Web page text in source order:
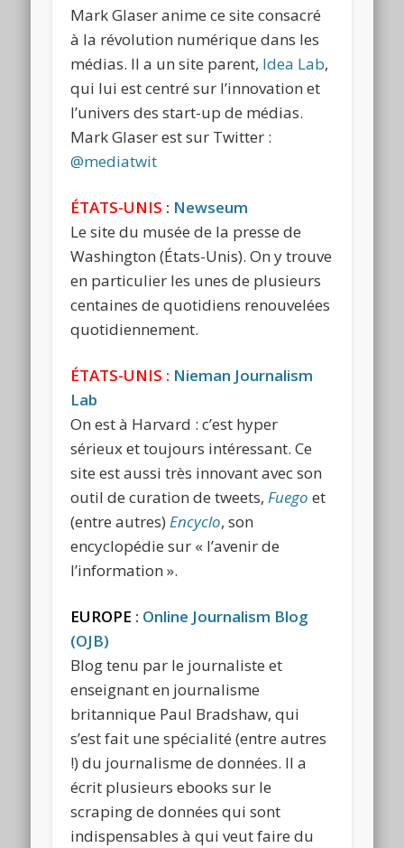
Mark Glaser anime ce site consacré
à la révolution numérique dans les
médias. Il a un site parent, Idea Lab,
qui lui est centré sur l’innovation et
l’univers des start-up de médias.
Mark Glaser est sur Twitter :
@mediatwit
ÉTATS-UNIS : Newseum
Le site du musée de la presse de
Washington (États-Unis). On y trouve
en particulier les unes de plusieurs
centaines de quotidiens renouvelées
quotidiennement.
ÉTATS-UNIS : Nieman Journalism
Lab
On est à Harvard : c’est hyper
sérieux et toujours intéressant. Ce
site est aussi très innovant avec son
outil de curation de tweets,Fuego et
(entre autres)Encyclo, son
encyclopédie sur « l’avenir de
l’information ».
EUROPE : Online Journalism Blog
(OJB)
Blog tenu par le journaliste et
enseignant en journalisme
britannique Paul Bradshaw, qui
s’est fait une spécialité (entre autres
!) du journalisme de données. Il a
écrit plusieurs ebooks sur le
scraping de données qui sont
indispensables à qui veut faire du